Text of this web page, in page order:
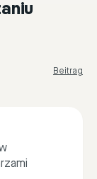
Beitrag